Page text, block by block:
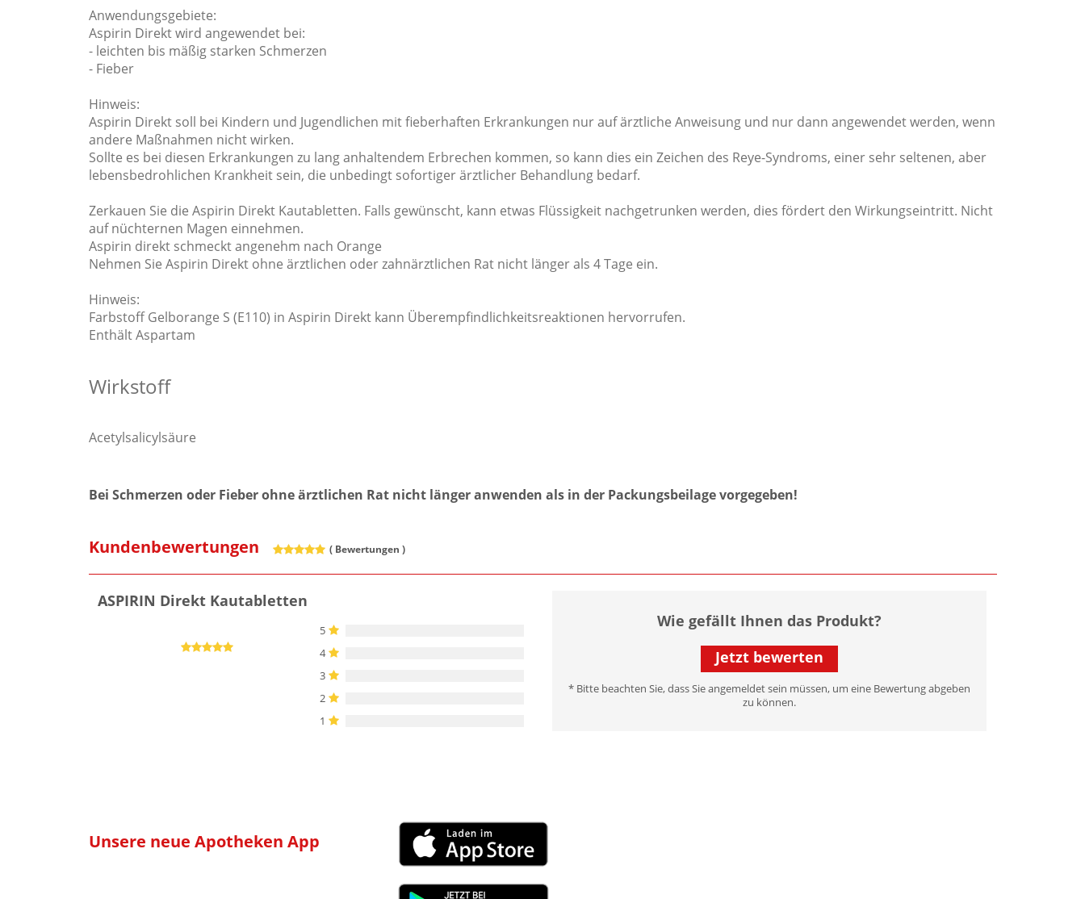
Anwendungsgebiete:
Aspirin Direkt wird angewendet bei:
- leichten bis mäßig starken Schmerzen
- Fieber
Hinweis:
Aspirin Direkt soll bei Kindern und Jugendlichen mit fieberhaften Erkrankungen nur auf ärztliche Anweisung und nur dann angewendet werden, wenn
andere Maßnahmen nicht wirken.
Sollte es bei diesen Erkrankungen zu lang anhaltendem Erbrechen kommen, so kann dies ein Zeichen des Reye-Syndroms, einer sehr seltenen, aber
lebensbedrohlichen Krankheit sein, die unbedingt sofortiger ärztlicher Behandlung bedarf.
Zerkauen Sie die Aspirin Direkt Kautabletten. Falls gewünscht, kann etwas Flüssigkeit nachgetrunken werden, dies fördert den Wirkungseintritt. Nicht
auf nüchternen Magen einnehmen.
Aspirin direkt schmeckt angenehm nach Orange
Nehmen Sie Aspirin Direkt ohne ärztlichen oder zahnärztlichen Rat nicht länger als 4 Tage ein.
Hinweis:
Farbstoff Gelborange S (E110) in Aspirin Direkt kann Überempfindlichkeitsreaktionen hervorrufen.
Enthält Aspartam
Wirkstoff
Acetylsalicylsäure
Bei Schmerzen oder Fieber ohne ärztlichen Rat nicht länger anwenden als in der Packungsbeilage vorgegeben!
Kundenbewertungen ( Bewertungen )
ASPIRIN Direkt Kautabletten
5
4
3
2
1
Wie gefällt Ihnen das Produkt?
Jetzt bewerten
* Bitte beachten Sie, dass Sie angemeldet sein müssen, um eine Bewertung abgeben
zu können.
Unsere neue Apotheken App